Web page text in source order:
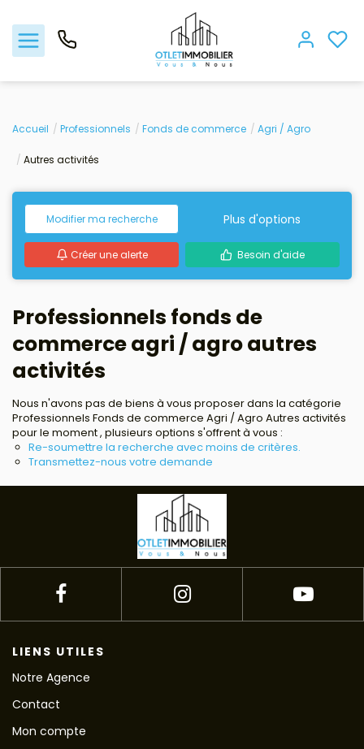
Acheter
Gestion locative
Viager
Nos biens vendus
Nos agences
Avis clients
Estimation
Avis clients
Accueil Professionnels Fonds de commerce Agri / Agro
Autres activités
Modifier ma recherche Plus d'options
Créer une alerte Besoin d'aide
Professionnels fonds de
commerce agri / agro autres
activités
Nous n'avons pas de biens à vous proposer dans la catégorie
Professionnels Fonds de commerce Agri / Agro Autres activités
pour le moment , plusieurs options s'offrent à vous :
Re-soumettre la recherche avec moins de critères.
Transmettez-nous votre demande
LIENS UTILES
Notre Agence
Contact
Mon compte